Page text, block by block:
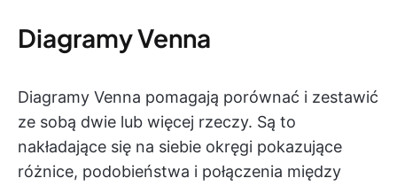
Diagramy Venna
Diagramy Venna pomagają porównać i zestawić
ze sobą dwie lub więcej rzeczy. Są to
nakładające się na siebie okręgi pokazujące
różnice, podobieństwa i połączenia między